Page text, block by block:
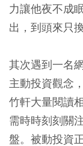
力讓他夜不成
出，到頭來只
其次遇到一名
主動投資觀念
竹軒大量閱讀
需時時刻刻關
盤。被動投資